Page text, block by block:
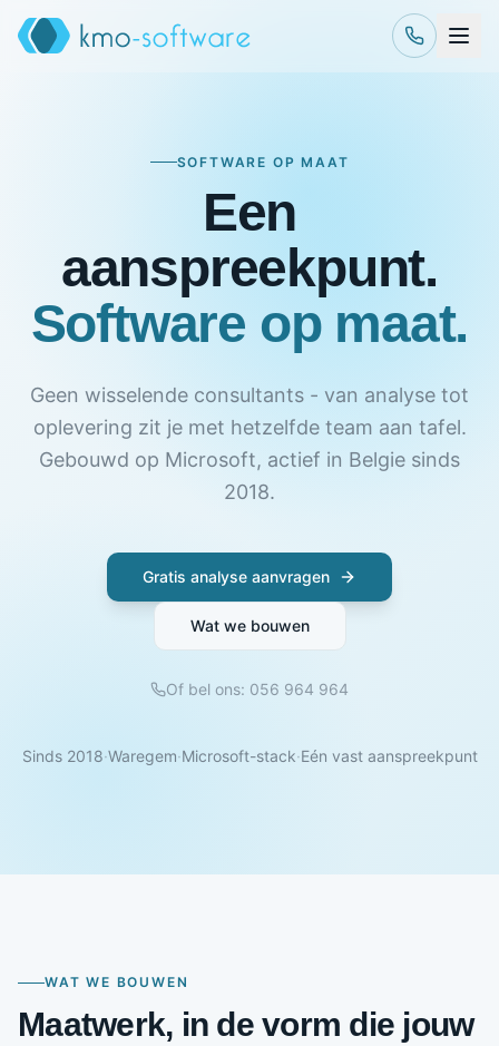
SOFTWARE OP MAAT
Een
aanspreekpunt.
Software op maat.
Geen wisselende consultants - van analyse tot
oplevering zit je met hetzelfde team aan tafel.
Gebouwd op Microsoft, actief in Belgie sinds
2018.
Gratis analyse aanvragen
Wat we bouwen
Of bel ons: 056 964 964
Sinds 2018·Waregem·Microsoft-stack·Eén vast aanspreekpunt
WAT WE BOUWEN
Maatwerk, in de vorm die jouw